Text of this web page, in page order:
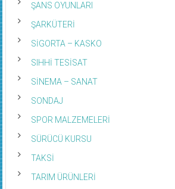
ŞANS OYUNLARI
ŞARKÜTERİ
SİGORTA – KASKO
SIHHİ TESİSAT
SİNEMA – SANAT
SONDAJ
SPOR MALZEMELERİ
SÜRÜCÜ KURSU
TAKSİ
TARIM ÜRÜNLERİ